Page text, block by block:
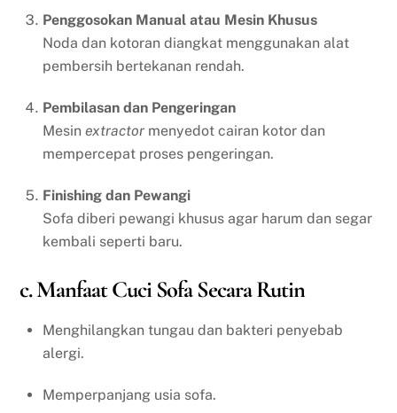
Penggosokan Manual atau Mesin Khusus
Noda dan kotoran diangkat menggunakan alat
pembersih bertekanan rendah.
Pembilasan dan Pengeringan
Mesin extractor menyedot cairan kotor dan
mempercepat proses pengeringan.
Finishing dan Pewangi
Sofa diberi pewangi khusus agar harum dan segar
kembali seperti baru.
c. Manfaat Cuci Sofa Secara Rutin
Menghilangkan tungau dan bakteri penyebab
alergi.
Memperpanjang usia sofa.